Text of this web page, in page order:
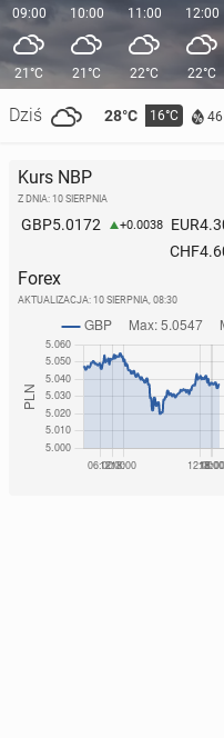
09:00
21°C
Dziś 28°C 16°C 46
10:00
21°C
11:00
22°C
12:00
22°C
Kurs NBP
Z DNIA: 10 SIERPNIA
GBP5.0172 +0.0038 EUR
CHF
Forex
AKTUALIZACJA: 10 SIERPNIA, 08:30